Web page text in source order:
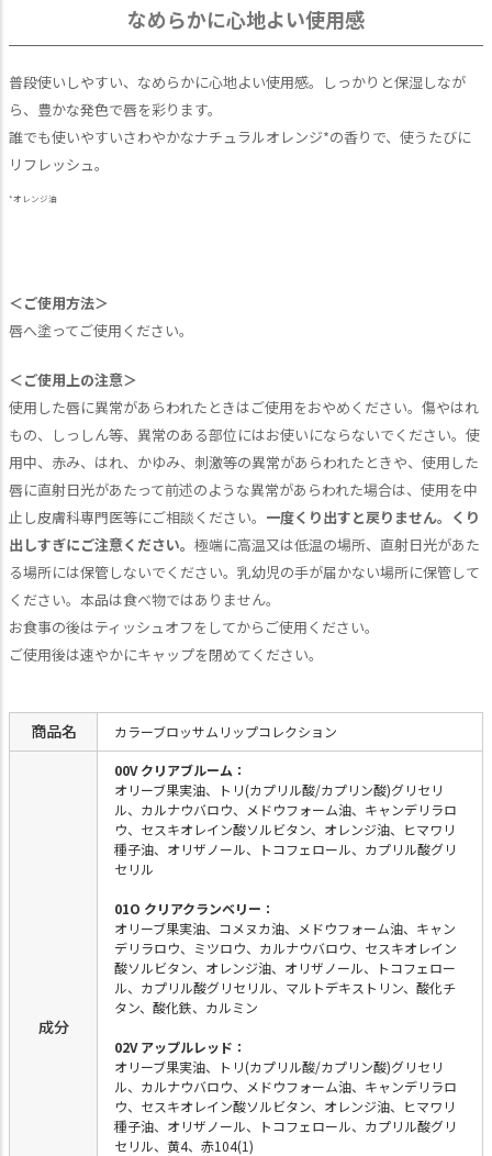
なめらかに心地よい使用感
普段使いしやすい、なめらかに心地よい使用感。しっかりと保湿しなが
ら、豊かな発色で唇を彩ります。
誰でも使いやすいさわやかなナチュラルオレンジ*の香りで、使うたびに
リフレッシュ。
*オレンジ油
＜ご使用方法＞
唇へ塗ってご使用ください。
＜ご使用上の注意＞
使用した唇に異常があらわれたときはご使用をおやめください。傷やはれ
もの、しっしん等、異常のある部位にはお使いにならないでください。使
用中、赤み、はれ、かゆみ、刺激等の異常があらわれたときや、使用した
唇に直射日光があたって前述のような異常があらわれた場合は、使用を中
止し皮膚科専門医等にご相談ください。 一度くり出すと戻りません。くり
出しすぎにご注意ください。 極端に高温又は低温の場所、直射日光があた
る場所には保管しないでください。乳幼児の手が届かない場所に保管して
ください。本品は食べ物ではありません。
お食事の後はティッシュオフをしてからご使用ください。
ご使用後は速やかにキャップを閉めてください。
商品名 カラーブロッサムリップコレクション
成分
00V クリアブルーム：
オリーブ果実油、トリ(カプリル酸/カプリン酸)グリセリ
ル、カルナウバロウ、メドウフォーム油、キャンデリラロ
ウ、セスキオレイン酸ソルビタン、オレンジ油、ヒマワリ
種子油、オリザノール、トコフェロール、カプリル酸グリ
セリル
01O クリアクランベリー：
オリーブ果実油、コメヌカ油、メドウフォーム油、キャン
デリラロウ、ミツロウ、カルナウバロウ、セスキオレイン
酸ソルビタン、オレンジ油、オリザノール、トコフェロー
ル、カプリル酸グリセリル、マルトデキストリン、酸化チ
タン、酸化鉄、カルミン
02V アップルレッド：
オリーブ果実油、トリ(カプリル酸/カプリン酸)グリセリ
ル、カルナウバロウ、メドウフォーム油、キャンデリラロ
ウ、セスキオレイン酸ソルビタン、オレンジ油、ヒマワリ
種子油、オリザノール、トコフェロール、カプリル酸グリ
セリル、黄4、赤104(1)